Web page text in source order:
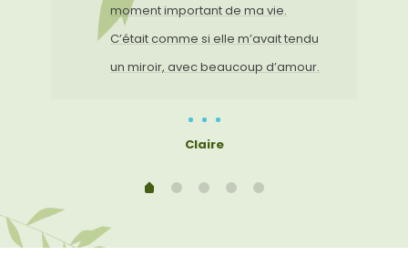
moment important de ma vie.
C’était comme si elle m’avait tendu
un miroir, avec beaucoup d’amour.
Claire